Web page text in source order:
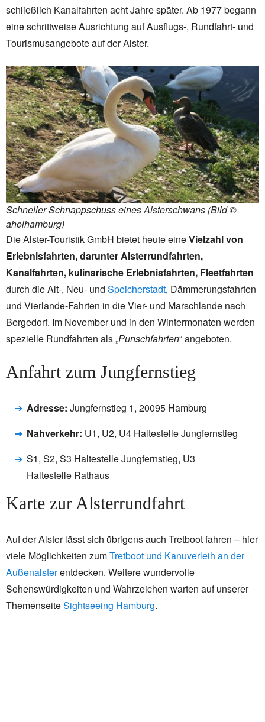
schließlich Kanalfahrten acht Jahre später. Ab 1977 begann
eine schrittweise Ausrichtung auf Ausflugs-, Rundfahrt- und
Tourismusangebote auf der Alster.
Schneller Schnappschuss eines Alsterschwans (Bild ©
ahoihamburg)
Die Alster-Touristik GmbH bietet heute eineVielzahl von
Erlebnisfahrten, darunter Alsterrundfahrten,
Kanalfahrten, kulinarische Erlebnisfahrten, Fleetfahrten
durch die Alt-, Neu- und Speicherstadt, Dämmerungsfahrten
und Vierlande-Fahrten in die Vier- und Marschlande nach
Bergedorf. Im November und in den Wintermonaten werden
spezielle Rundfahrten als „Punschfahrten“ angeboten.
Anfahrt zum Jungfernstieg
Adresse: Jungfernstieg 1, 20095 Hamburg
Nahverkehr: U1, U2, U4 Haltestelle Jungfernstieg
S1, S2, S3 Haltestelle Jungfernstieg, U3
Haltestelle Rathaus
Karte zur Alsterrundfahrt
Auf der Alster lässt sich übrigens auch Tretboot fahren – hier
viele Möglichkeiten zumTretboot und Kanuverleih an der
Außenalsterentdecken. Weitere wundervolle
Sehenswürdigkeiten und Wahrzeichen warten auf unserer
ThemenseiteSightseeing Hamburg.